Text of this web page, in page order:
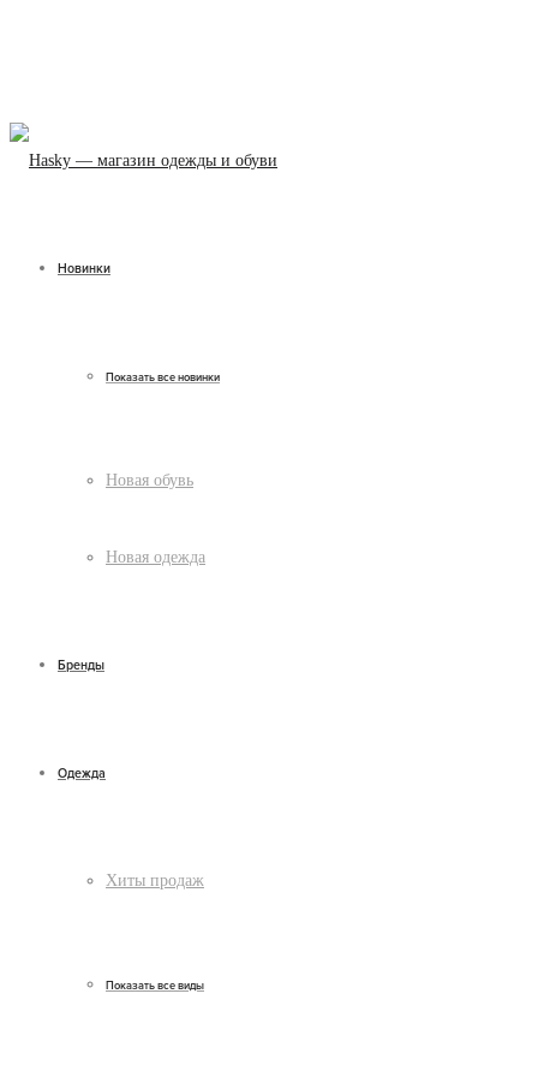
Новинки
Показать все новинки
Новая обувь
Новая одежда
Бренды
Одежда
Хиты продаж
Показать все виды